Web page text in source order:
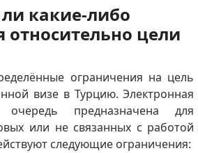
какие-либо
относительно цели
ограничения на цель
визе в Турцию. Электронная
предназначена для
или не связанных с работой
следующие ограничения: